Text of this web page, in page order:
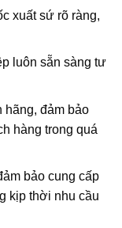
xuất sứ rõ ràng,
luôn sẵn sàng tư
hãng, đảm bảo
hàng trong quá
bảo cung cấp
kịp thời nhu cầu